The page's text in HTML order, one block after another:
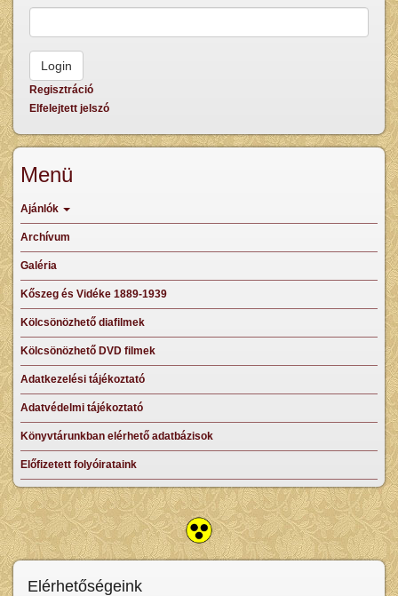
Regisztráció
Elfelejtett jelszó
Menü
Ajánlók
Archívum
Galéria
Kőszeg és Vidéke 1889-1939
Kölcsönözhető diafilmek
Kölcsönözhető DVD filmek
Adatkezelési tájékoztató
Adatvédelmi tájékoztató
Könyvtárunkban elérhető adatbázisok
Előfizetett folyóirataink
Elérhetőségeink